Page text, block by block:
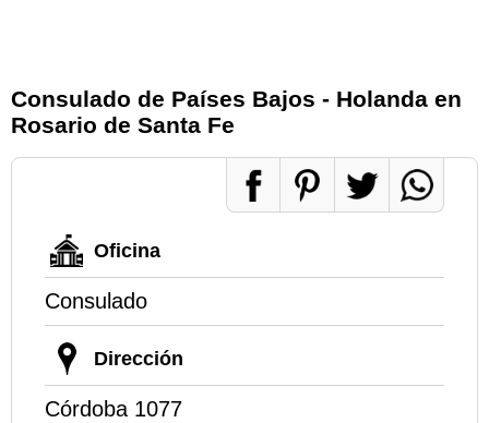
Consulado de Países Bajos - Holanda en
Rosario de Santa Fe
Oficina
Consulado
Dirección
Córdoba 1077